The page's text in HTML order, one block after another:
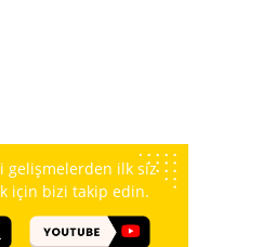
gelişmelerden ilk siz
için bizi takip edin.